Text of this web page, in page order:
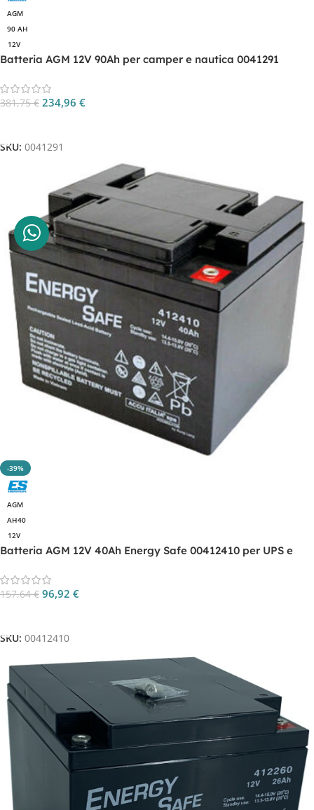
AGM
90 AH
12V
Batteria AGM 12V 90Ah per camper e nautica 0041291
381,75€ 234,96 €
SKU: 0041291
-39%
AGM
AH40
12V
Batteria AGM 12V 40Ah Energy Safe 00412410 per UPS e
157,64€ 96,92 €
SKU: 00412410